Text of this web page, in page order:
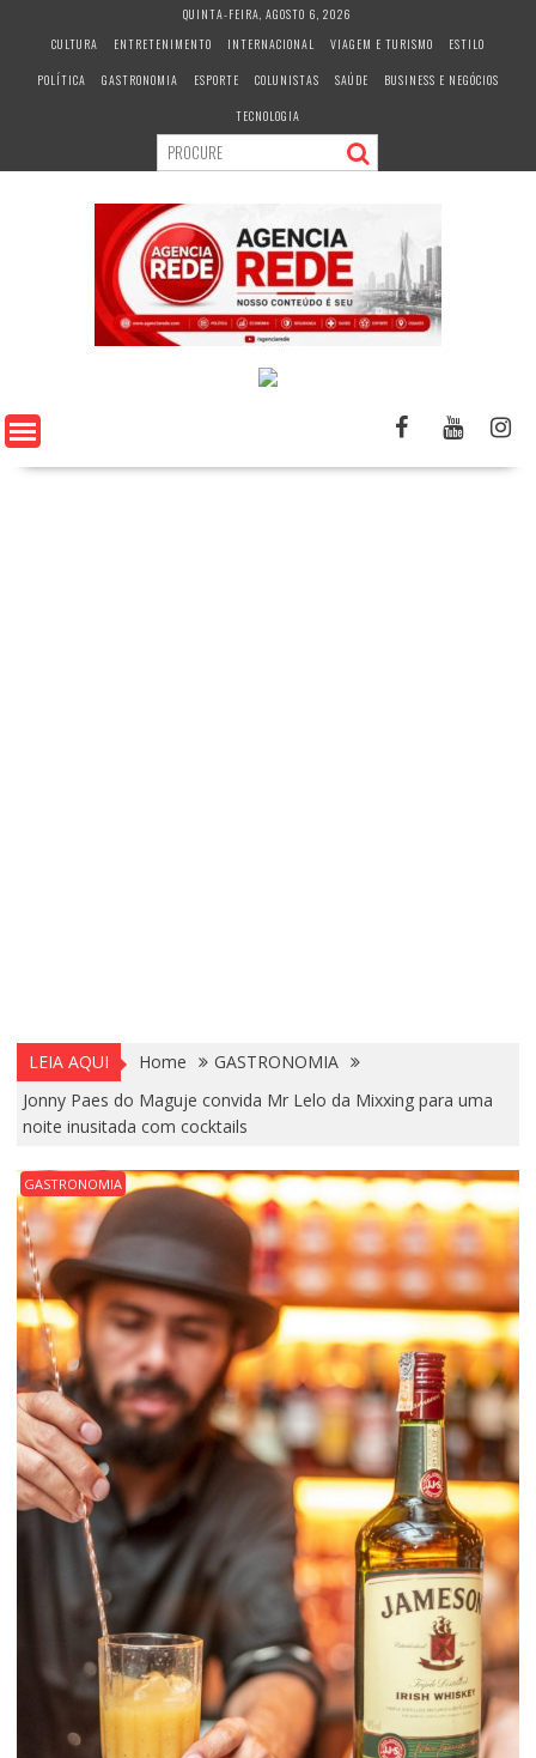
c
QUINTA-FEIRA, AGOSTO 6, 2026
CULTURA
ENTRETENIMENTO INTERNACIONAL VIAGEM E TURISMO
ESTILO
POLÍTICA
GASTRONOMIA ESPORTE COLUNISTAS SAÚDE
BUSINESS E NEGÓCIOS
TECNOLOGIA
LEIA AQUI Home
GASTRONOMIA
Jonny Paes do Maguje convida Mr Lelo da Mixxing para uma
noite inusitada com cocktails
GASTRONOMIA